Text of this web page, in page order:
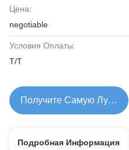
Цена:
negotiable
Условия Оплаты:
T/T
Получите Самую
Подробная Информация